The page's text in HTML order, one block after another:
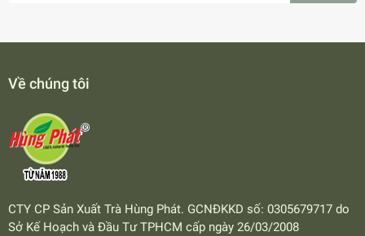
Về chúng tôi
CTY CP Sản Xuất Trà Hùng Phát. GCNĐKKD số: 0305679717 do
Sở Kế Hoạch và Đầu Tư TPHCM cấp ngày 26/03/2008